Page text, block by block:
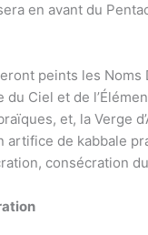
en avant du
peints les
Ciel et de
et, la Verge
de kabbale
consécration